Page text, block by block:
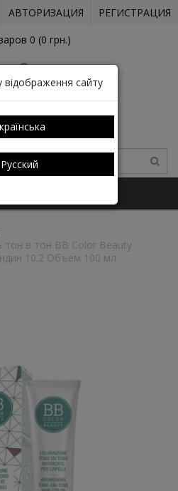
АВТОРИЗАЦИЯ
РЕГИСТРАЦИЯ
0 (0 грн.)
тон в тон BB Color Beauty
10.2 Объем 100 мл
відображення сайту
Русский